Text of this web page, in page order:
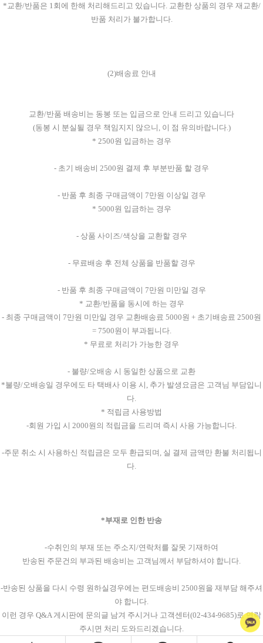
*교환/반품은 1회에 한해 처리해드리고 있습니다. 교환한 상품의 경우 재교환/
반품 처리가 불가합니다.
(2)배송료 안내
교환/반품 배송비는 동봉 또는 입금으로 안내 드리고 있습니다
(동봉 시 분실될 경우 책임지지 않으니, 이 점 유의바랍니다.)
* 2500원 입금하는 경우
- 초기 배송비 2500원 결제 후 부분반품 할 경우
- 반품 후 최종 구매금액이 7만원 이상일 경우
* 5000원 입금하는 경우
- 상품 사이즈/색상을 교환할 경우
- 무료배송 후 전체 상품을 반품할 경우
- 반품 후 최종 구매금액이 7만원 미만일 경우
* 교환/반품을 동시에 하는 경우
- 최종 구매금액이 7만원 미만일 경우 교환배송료 5000원 + 초기배송료 2500원
= 7500원이 부과됩니다.
* 무료로 처리가 가능한 경우
- 불량/오배송 시 동일한 상품으로 교환
*불량/오배송일 경우에도 타 택배사 이용 시, 추가 발생요금은 고객님 부담입니
다.
* 적립금 사용방법
-회원 가입 시 2000원의 적립금을 드리며 즉시 사용 가능합니다.
-주문 취소 시 사용하신 적립금은 모두 환급되며, 실 결제 금액만 환불 처리됩니
다.
*부재로 인한 반송
-수취인의 부재 또는 주소지/연락처를 잘못 기재하여
반송된 주문건의 부과된 배송비는 고객님께서 부담하셔야 합니다.
-반송된 상품을 다시 수령 원하실경우에는 편도배송비 2500원을 재부담 해주셔
야 합니다.
이런 경우 Q&A 게시판에 문의글 남겨 주시거나 고객센터(02-434-9685)로 연락
주시면 처리 도와드리겠습니다.